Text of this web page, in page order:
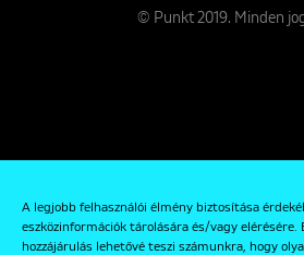
A legjobb felhasználói élmény biztosítása
eszközinformációk tárolására és/vagy elérésére.
hozzájárulás lehetővé teszi számunkra, hogy
© Punkt 2019. Minden
Kapcsolat